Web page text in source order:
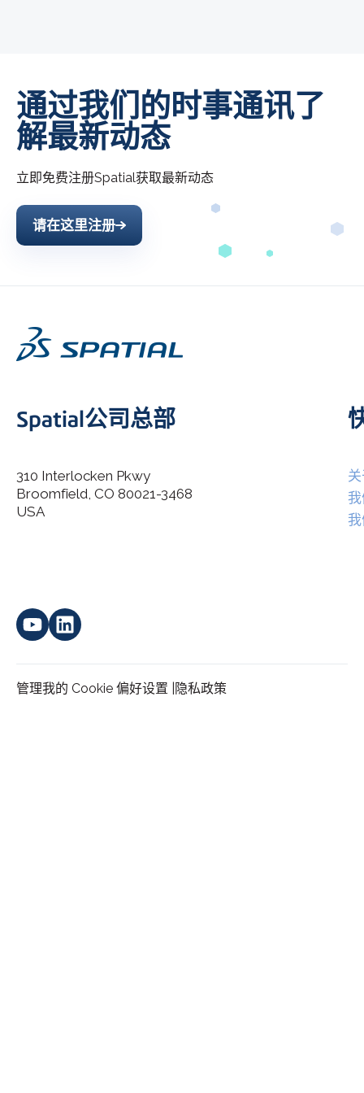
通过我们的时事通讯了
解最新动态
立即免费注册Spatial获取最新动态
I agree to allow Spatial Corp to store and process my
请在这里注册
Spatial公司总部
310 Interlocken Pkwy
Broomfield, CO 80021-3468
USA
管理我的 Cookie 偏好设置 | 隐私政策